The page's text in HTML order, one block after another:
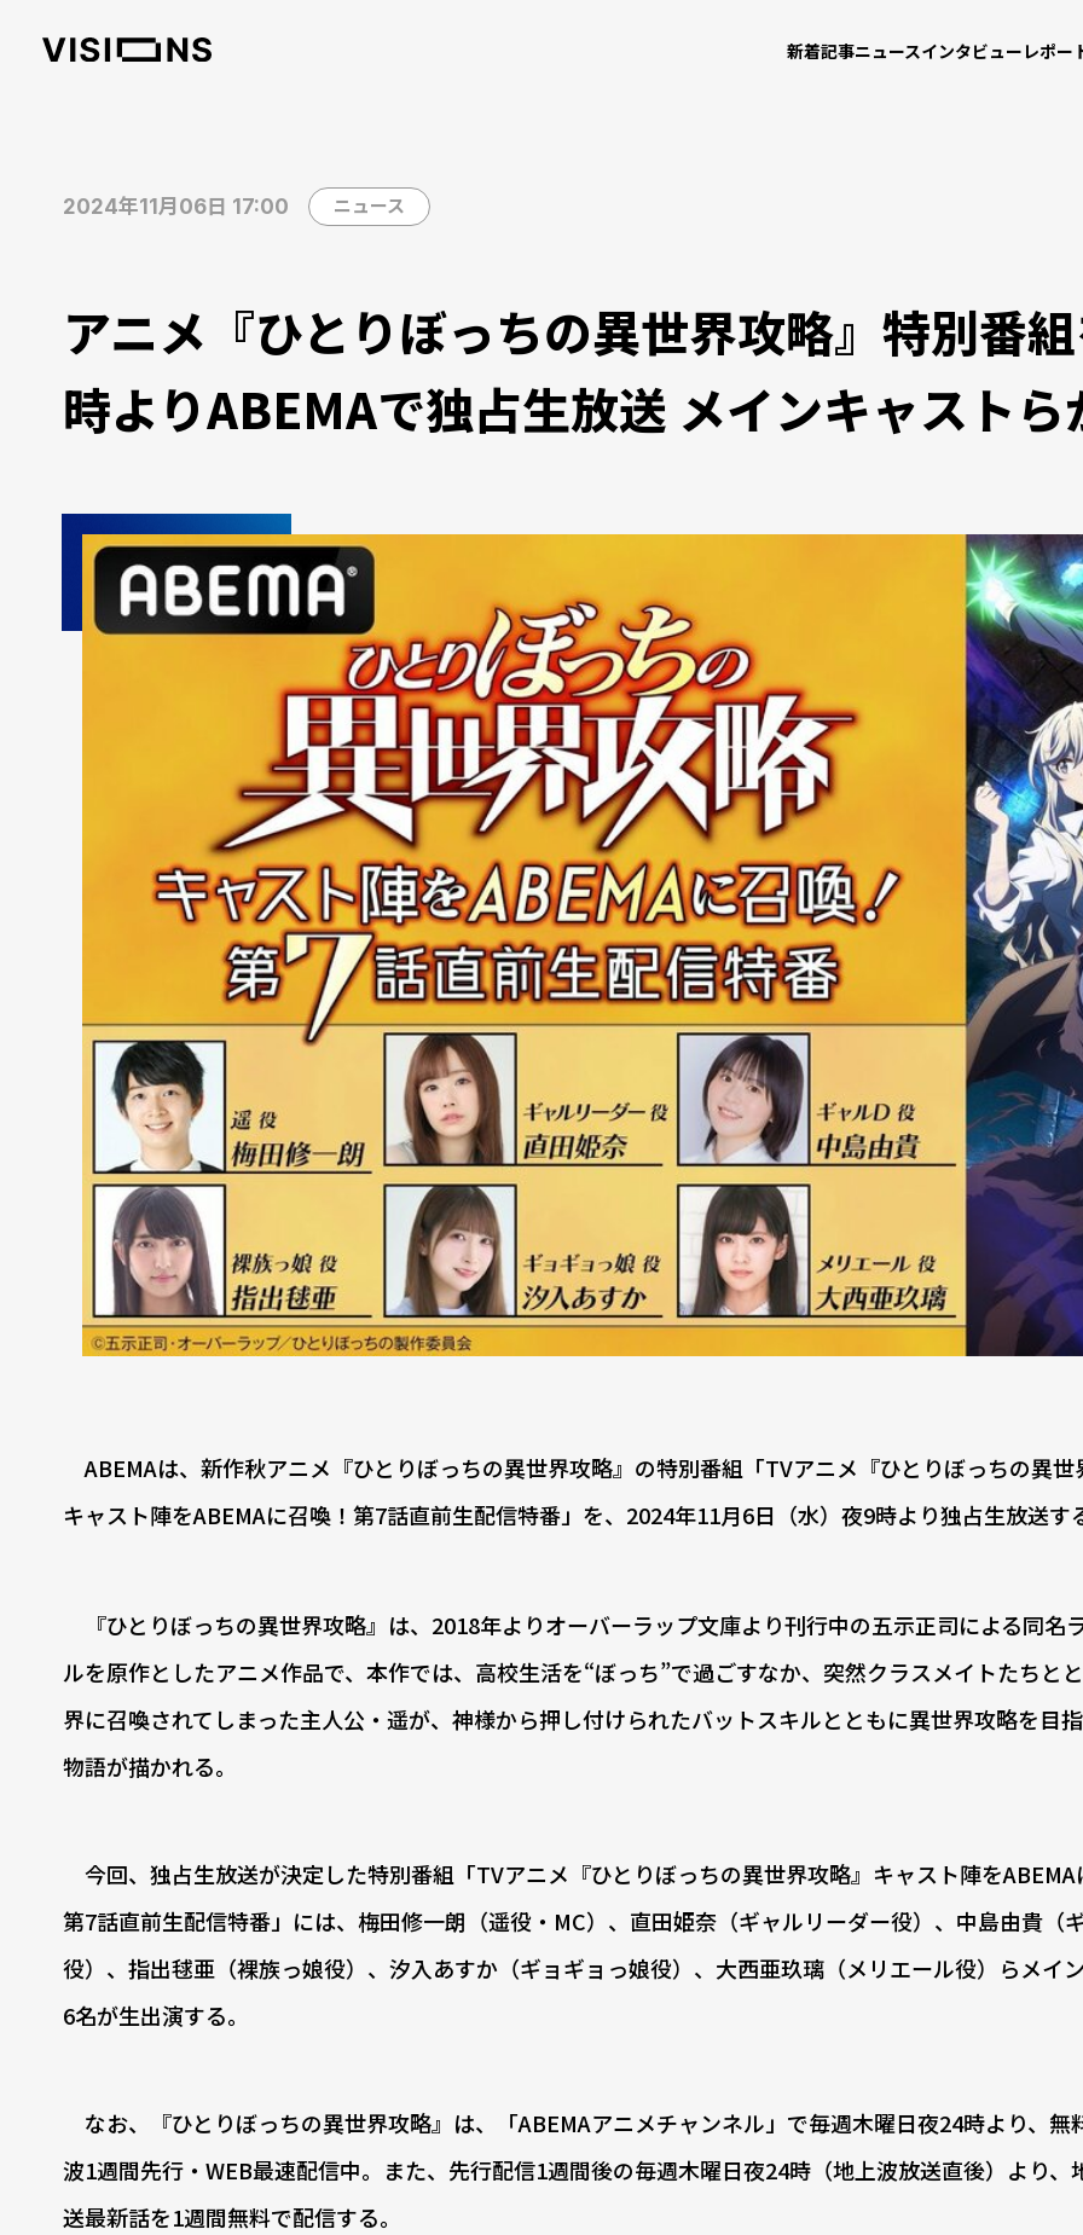
新着記事ニュースインタビュー レポー
2024年11月06日 17:00 ニュース
アニメ『ひとりぼっちの異世界攻略』特別番
時よりABEMAで独占生放送 メインキャストら
ABEMAは、新作秋アニメ『ひとりぼっちの異世界攻略』の特別番組「TVアニメ『ひとりぼっちの異世
キャスト陣をABEMAに召喚！第7話直前生配信特番」を、2024年11月6日（水）夜9時より独占生放送す
『ひとりぼっちの異世界攻略』は、2018年よりオーバーラップ文庫より刊行中の五示正司による同名
ルを原作としたアニメ作品で、本作では、高校生活を“ぼっち”で過ごすなか、突然クラスメイトたちと
界に召喚されてしまった主人公・遥が、神様から押し付けられたバットスキルとともに異世界攻略を目
物語が描かれる。
今回、独占生放送が決定した特別番組「TVアニメ『ひとりぼっちの異世界攻略』キャスト陣をABEMA
第7話直前生配信特番」には、梅田修一朗（遥役・MC）、直田姫奈（ギャルリーダー役）、中島由貴（
役）、指出毬亜（裸族っ娘役）、汐入あすか（ギョギョっ娘役）、大西亜玖璃（メリエール役）らメイ
6名が生出演する。
なお、『ひとりぼっちの異世界攻略』は、「ABEMAアニメチャンネル」で毎週木曜日夜24時より、無
波1週間先行・WEB最速配信中。また、先行配信1週間後の毎週木曜日夜24時（地上波放送直後）より、
送最新話を1週間無料で配信する。